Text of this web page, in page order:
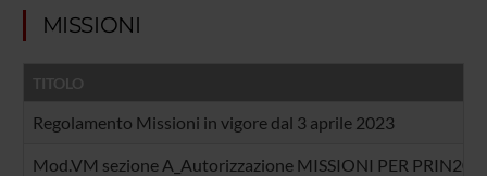
MISSIONI
TITOLO
Regolamento Missioni in vigore dal 3 aprile 2023
Mod.VM sezione A_Autorizzazione MISSIONI PER